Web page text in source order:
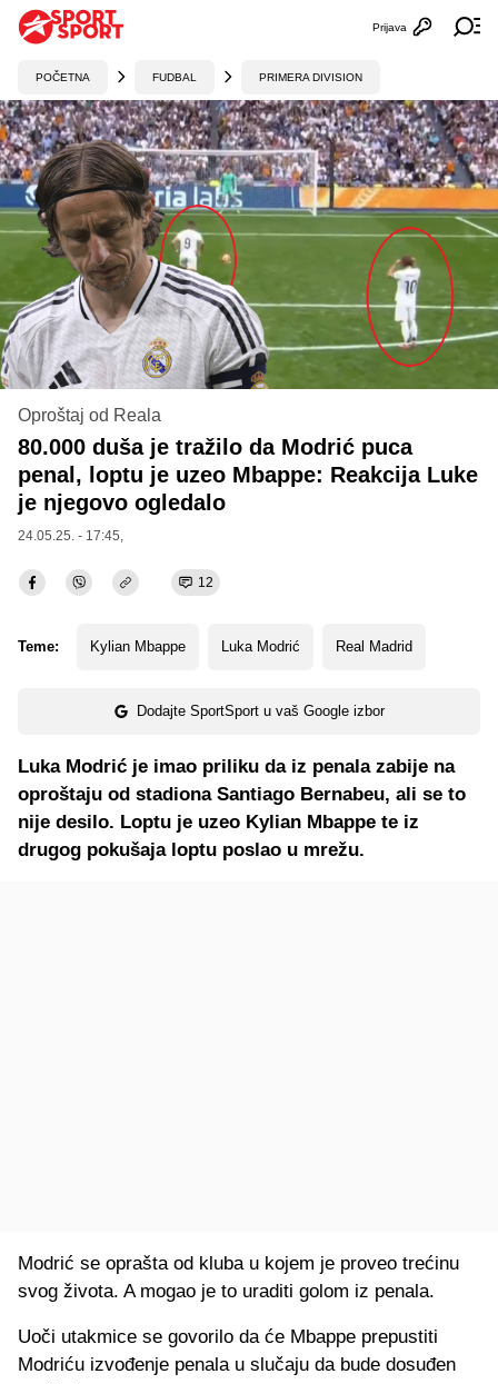
Otvori
Prijava
POČETNA FUDBAL PRIMERA DIVISION
Oproštaj od Reala
80.000 duša je tražilo da Modrić puca
penal, loptu je uzeo Mbappe: Reakcija Luke
je njegovo ogledalo
24.05.25. - 17:45,
12
Teme: Kylian Mbappe Luka Modrić Real Madrid
Dodajte SportSport u vaš Google izbor
Luka Modrić je imao priliku da iz penala zabije na
oproštaju od stadiona Santiago Bernabeu, ali se to
nije desilo. Loptu je uzeo Kylian Mbappe te iz
drugog pokušaja loptu poslao u mrežu.
Modrić se oprašta od kluba u kojem je proveo trećinu
svog života. A mogao je to uraditi golom iz penala.
Uoči utakmice se govorilo da će Mbappe prepustiti
Modriću izvođenje penala u slučaju da bude dosuđen